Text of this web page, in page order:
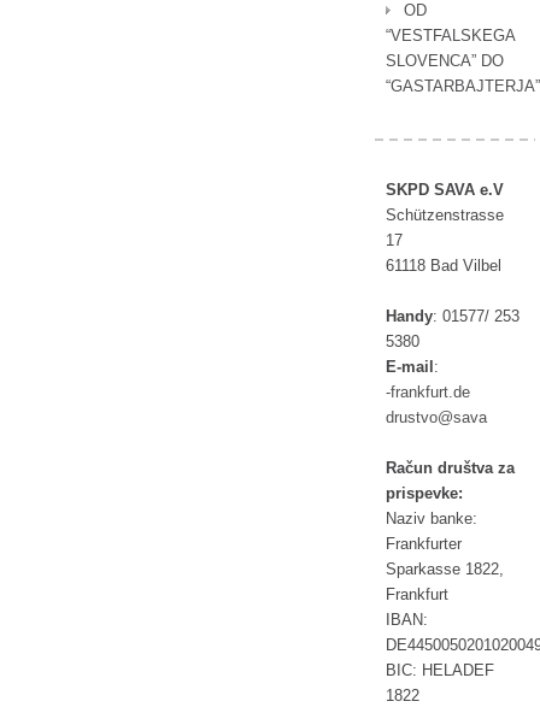
OD
“VESTFALSKEGA
SLOVENCA” DO
“GASTARBAJTERJA”
SKPD SAVA e.V
Schützenstrasse
17
61118 Bad Vilbel
Handy: 01577/ 253
5380
E-mail :
ed.tr
ufkna
rf-
av
as@ov
tsurd
Račun društva za
prispevke:
Naziv banke:
Frankfurter
Sparkasse 1822,
Frankfurt
IBAN:
BIC: HELADEF
1822